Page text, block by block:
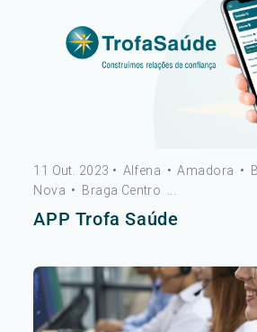
11 Out. 2023 • Alfena • Amadora •
Nova • Braga Centro ...
APP Trofa Saúde